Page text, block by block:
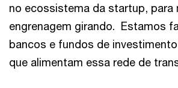
no ecossistema da startup, para
engrenagem girando. Estamos
bancos e fundos de
que alimentam essa rede de